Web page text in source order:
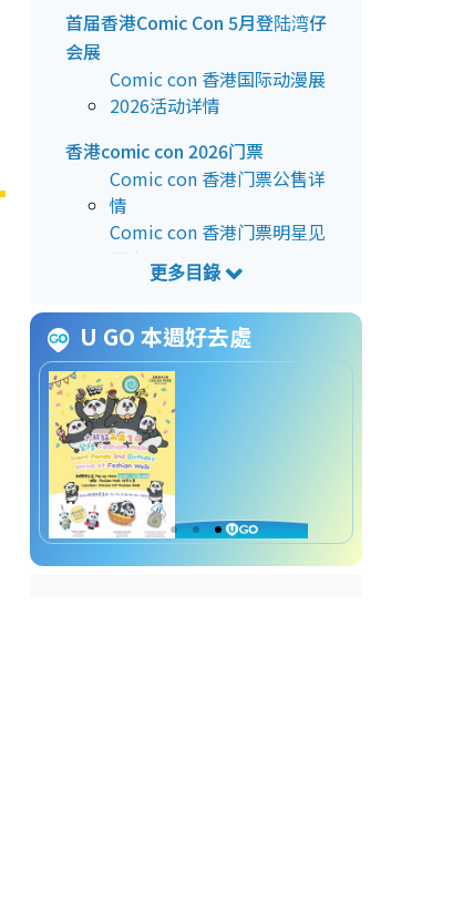
首届香港Comic Con 5月登陆湾仔
会展
Comic con 香港国际动漫展
2026活动详情
香港comic con 2026门票
Comic con 香港门票公售详
情
Comic con 香港门票明星见
面会
Comic con 香港︱1. 流行文
化展区 Pop Culture Hub
Comic con 香港︱2. 艺术家
走廊&创作艺廊 Artist Alley
Comic con 香港︱3. 角色扮
演区 Cosplay Zone
Comic con 香港︱4. 私人珍
藏展示 Private Collections
Comic con 香港︱5. 主舞台
节目 Main Stage
U GO 本週好去處